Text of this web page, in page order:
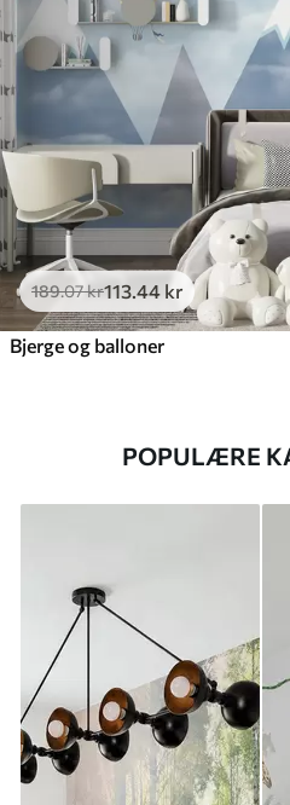
189.07kr113 .44 kr
Bjerge og balloner
POPULÆRE